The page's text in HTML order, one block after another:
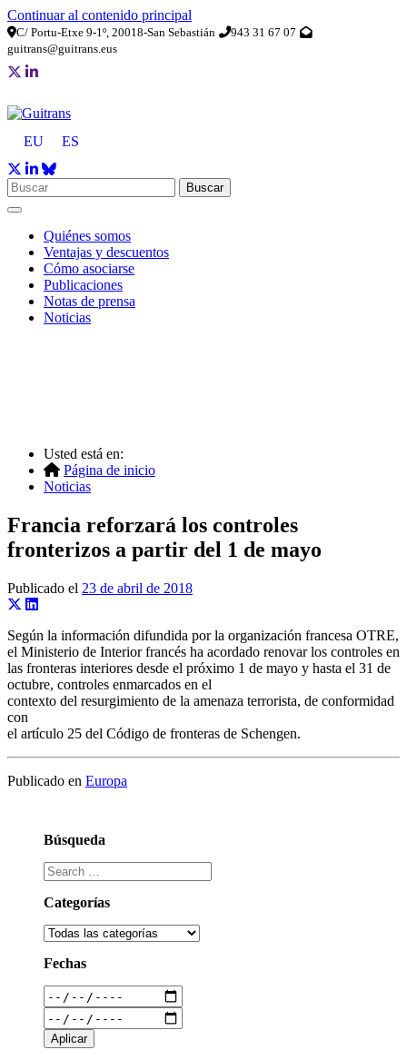
Continuar al contenido principal
C/ Portu-Etxe 9-1º, 20018-San Sebastián
943 31 67 07
guitrans@guitrans.eus
EU ES
Buscar
Quiénes somos
Ventajas y descuentos
Cómo asociarse
Publicaciones
Notas de prensa
Noticias
Usted está en:
Página de inicio
Noticias
Francia reforzará los controles
fronterizos a partir del 1 de mayo
Publicado el 23 de abril de 2018
Según la información difundida por la organización francesa OTRE,
el Ministerio de Interior francés ha acordado renovar los controles en
las fronteras interiores desde el próximo 1 de mayo y hasta el 31 de
octubre, controles enmarcados en el
contexto del resurgimiento de la amenaza terrorista, de conformidad
con
el artículo 25 del Código de fronteras de Schengen.
Publicado en Europa
Búsqueda
Categorías
Fechas